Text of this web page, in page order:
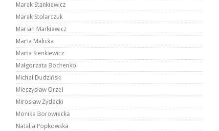
Marek Stankiewicz
Marek Stolarczuk
Marian Markiewicz
Marta Malicka
Marta Sienkiewicz
Małgorzata Bochenko
Michał Dudziński
Mieczysław Orzeł
Mirosław Żydecki
Monika Borowiecka
Natalia Popkowska